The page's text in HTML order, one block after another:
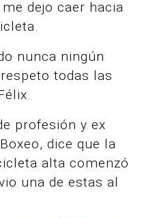
dejo caer hacia
nunca ningún
todas las
profesión y ex
dice que la
alta comenzó
una de estas al